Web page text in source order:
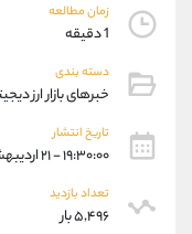
زمان مطالعه
1 دقیقه
دسته بندی
خبرهای بازار ارز
تاریخ انتشار
۱۹:۳۰:۰۰ - ۲۱ اردیبهشت ۱۴۰۵
تعداد بازدید
۵,۴۹۶ بار
پشتیبان فروش
موبایل
واتساپ
تلگرام
داخلی
اطلاعات تماس